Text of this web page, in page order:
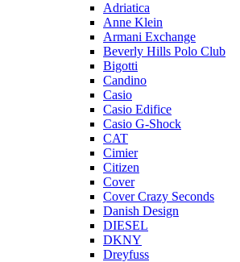
Adriatica
Anne Klein
Armani Exchange
Beverly Hills Polo Club
Bigotti
Candino
Casio
Casio Edifice
Casio G-Shock
CAT
Cimier
Citizen
Cover
Cover Crazy Seconds
Danish Design
DIESEL
DKNY
Dreyfuss